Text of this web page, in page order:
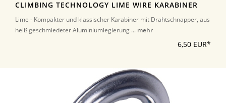
CLIMBING TECHNOLOGY LIME WIRE KARABINER
Lime - Kompakter und klassischer Karabiner mit Drahtschnapper, aus
heiß geschmiedeter Aluminiumlegierung ... mehr
6,50 EUR*